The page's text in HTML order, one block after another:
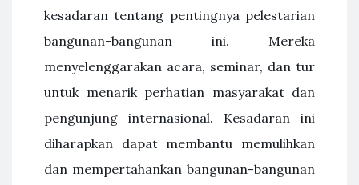
kesadaran tentang pentingnya pelestarian
bangunan-bangunan ini. Mereka
menyelenggarakan acara, seminar, dan tur
untuk menarik perhatian masyarakat dan
pengunjung internasional. Kesadaran ini
diharapkan dapat membantu memulihkan
dan mempertahankan bangunan-bangunan